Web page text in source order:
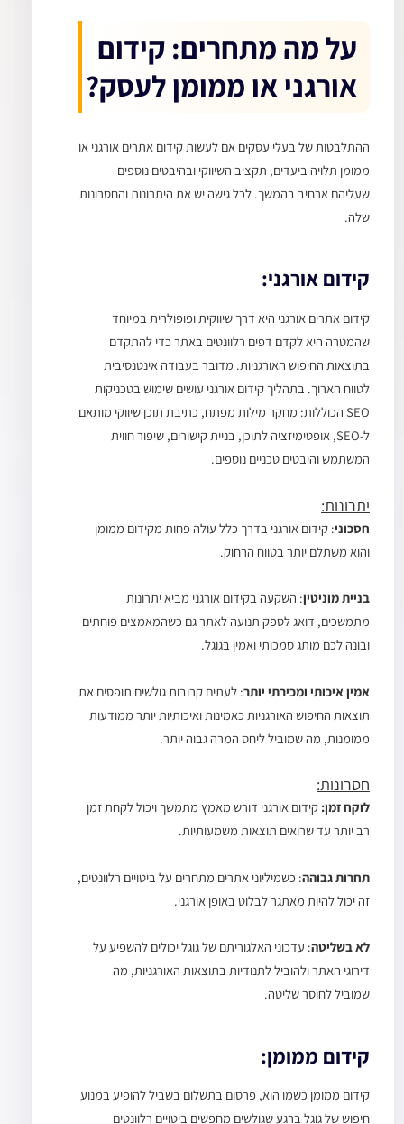
על מה מתחרים: קידום
אורגני או ממומן לעסק?
ההתלבטות של בעלי עסקים אם לעשות קידום אתרים אורגני או
ממומן תלויה ביעדים, תקציב השיווקי ובהיבטים נוספים
שעליהם ארחיב בהמשך. לכל גישה יש את היתרונות והחסרונות
שלה.
קידום אורגני:
קידום אתרים אורגני היא דרך שיווקית ופופולרית במיוחד
שהמטרה היא לקדם דפים רלוונטים באתר כדי להתקדם
בתוצאות החיפוש האורגניות. מדובר בעבודה אינטנסיבית
לטווח הארוך. בתהליך קידום אורגני עושים שימוש בטכניקות
SEO הכוללות: מחקר מילות מפתח, כתיבת תוכן שיווקי מותאם
ל-SEO, אופטימיזציה לתוכן, בניית קישורים, שיפור חווית
המשתמש והיבטים טכניים נוספים.
יתרונות:
חסכוני: קידום אורגני בדרך כלל עולה פחות מקידום ממומן
והוא משתלם יותר בטווח הרחוק.
בניית מוניטין: השקעה בקידום אורגני מביא יתרונות
מתמשכים, דואג לספק תנועה לאתר גם כשהמאמצים פוחתים
ובונה לכם מותג סמכותי ואמין בגוגל.
אמין איכותי ומכירתי יותר: לעתים קרובות גולשים תופסים את
תוצאות החיפוש האורגניות כאמינות ואיכותיות יותר ממודעות
ממומנות, מה שמוביל ליחס המרה גבוה יותר.
חסרונות:
לוקח זמן: קידום אורגני דורש מאמץ מתמשך ויכול לקחת זמן
רב יותר עד שרואים תוצאות משמעותיות.
תחרות גבוהה: כשמיליוני אתרים מתחרים על ביטויים רלוונטים,
זה יכול להיות מאתגר לבלוט באופן אורגני.
לא בשליטה: עדכוני האלגוריתם של גוגל יכולים להשפיע על
דירוגי האתר ולהוביל לתנודיות בתוצאות האורגניות, מה
שמוביל לחוסר שליטה.
קידום ממומן:
קידום ממומן כשמו הוא, פרסום בתשלום בשביל להופיע במנוע
חיפוש של גוגל ברגע שגולשים מחפשים ביטויים רלוונטים